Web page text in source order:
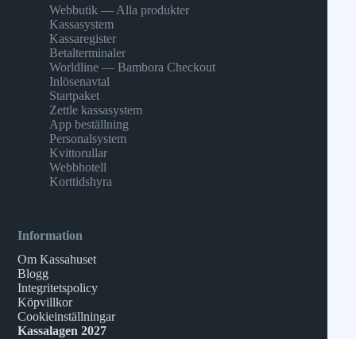
Webbutik — Alla produkter
Kassasystem
Kassaregister
Betalterminaler
Worldline — Bambora Checkout
Inlösenavtal
Startpaket
Zettle kassasystem
App beställning
Personalsystem
Kvittorullar
Webbhotell
Korttidshyra
Information
Om Kassahuset
Blogg
Integritetspolicy
Köpvillkor
Cookieinställningar
Kassalagen 2027